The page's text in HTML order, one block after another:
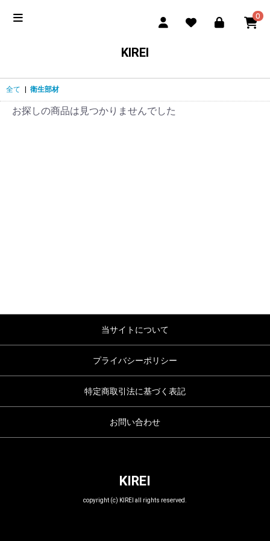
0
KIREI
全て 衛生部材
お探しの商品は見つかりませんでした
当サイトについて
プライバシーポリシー
特定商取引法に基づく表記
お問い合わせ
KIREI
copyright (c) KIREI all rights reserved.